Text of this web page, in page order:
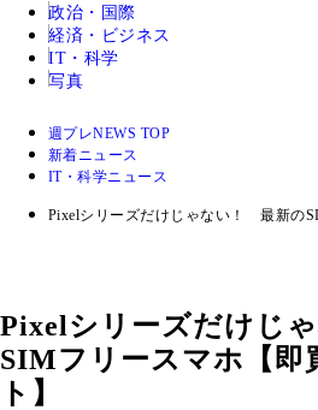
政治・国際
経済・ビジネス
IT・科学
写真
週プレNEWS TOP
新着ニュース
IT・科学ニュース
Pixelシリーズだけじゃない！ 最新の
Pixelシリーズだけじ
SIMフリースマホ【即
ト】